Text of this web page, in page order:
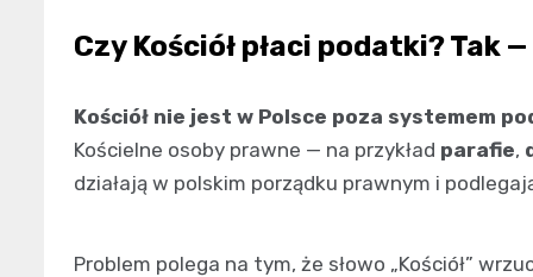
Czy Kościół płaci podatki? Tak
Kościół nie jest w Polsce poza systemem
Kościelne osoby prawne — na przykład parafie,
działają w polskim porządku prawnym i
Problem polega na tym, że słowo „Kościół”